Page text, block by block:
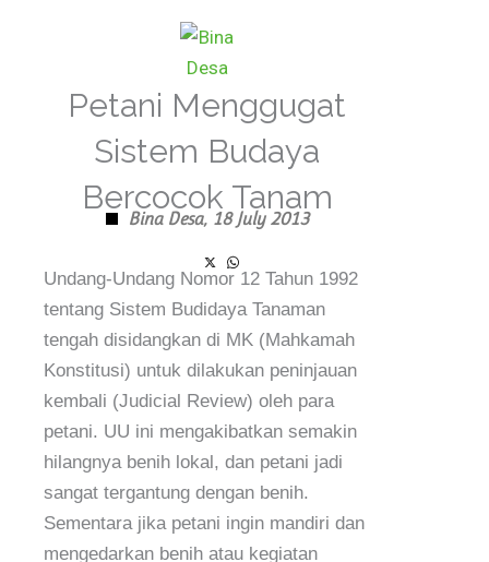
Petani Menggugat
Sistem Budaya
Bercocok Tanam
Bina Desa, 18 July 2013
Undang-Undang Nomor 12 Tahun 1992
tentang Sistem Budidaya Tanaman
tengah disidangkan di MK (Mahkamah
Konstitusi) untuk dilakukan peninjauan
kembali (Judicial Review) oleh para
petani. UU ini mengakibatkan semakin
hilangnya benih lokal, dan petani jadi
sangat tergantung dengan benih.
Sementara jika petani ingin mandiri dan
mengedarkan benih atau kegiatan